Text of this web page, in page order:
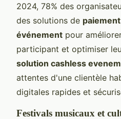
2024, 78% des
des solutions de
événement pour
participant et optimiser
solution cashless
attentes d'une clientèle
digitales rapides et
Festivals musicaux et